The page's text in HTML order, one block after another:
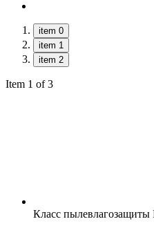
item 0
item 1
item 2
Item 1 of 3
Класс пылевлагозащиты